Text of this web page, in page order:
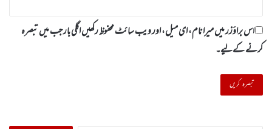
اس براؤزر میں میرا نام، ای میل، اور ویب سائٹ محفوظ رکھیں اگلی بار جب میں تبصرہ
کرنے کےلیے۔